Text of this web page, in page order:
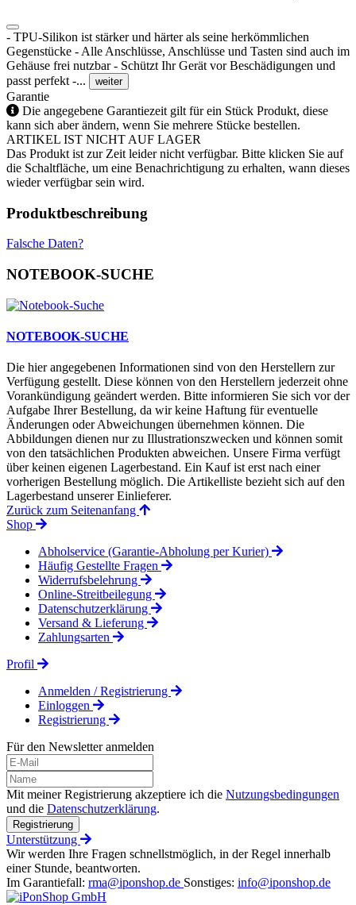
- TPU-Silikon ist stärker und härter als seine herkömmlichen
Gegenstücke - Alle Anschlüsse, Anschlüsse und Tasten sind auch im
Gehäuse frei nutzbar - Schützt Ihr Gerät vor Beschädigungen und
passt perfekt -...
weiter
Garantie
Die angegebene Garantiezeit gilt für ein Stück Produkt, diese
kann sich aber ändern, wenn Sie mehrere Stücke bestellen.
ARTIKEL IST NICHT AUF LAGER
Das Produkt ist zur Zeit leider nicht verfügbar. Bitte klicken Sie auf
die Schaltfläche, um eine Benachrichtigung zu erhalten, wann dieses
wieder verfügbar sein wird.
Produktbeschreibung
Falsche Daten?
NOTEBOOK-SUCHE
NOTEBOOK-SUCHE
Die hier angegebenen Informationen sind von den Herstellern zur
Verfügung gestellt. Diese können von den Herstellern jederzeit ohne
Vorankündigung geändert werden. Bitte informieren Sie sich vor der
Aufgabe Ihrer Bestellung, da wir keine Haftung für eventuelle
Änderungen oder Abweichungen übernehmen können. Die
Abbildungen dienen nur zu Illustrationszwecken und können somit
von den tatsächlichen Produkten abweichen. Unsere Firma verfügt
über keinen eigenen Lagerbestand. Ein Kauf ist erst nach einer
vorherigen Bestellung möglich. Die Artikelliste bezieht sich auf den
Lagerbestand unserer Einlieferer.
Zurück zum Seitenanfang
Shop
Abholservice (Garantie-Abholung per Kurier)
Häufig Gestellte Fragen
Widerrufsbelehrung
Online-Streitbeilegung
Datenschutzerklärung
Versand & Lieferung
Zahlungsarten
Profil
Anmelden / Registrierung
Einloggen
Registrierung
Für den Newsletter anmelden
Mit meiner Registrierung akzeptiere ich die Nutzungsbedingungen
und die Datenschutzerklärung.
Registrierung
Unterstützung
Wir werden Ihre Fragen schnellstmöglich, in der Regel innerhalb
einer Stunde, beantworten.
Im Garantiefall: rma@iponshop.de Sonstiges: info@iponshop.de